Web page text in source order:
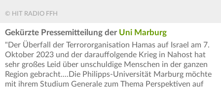
© HIT RADIO FFH
Gekürzte Pressemitteilung der Uni Marburg
"Der Überfall der Terrororganisation Hamas auf Israel am 7.
Oktober 2023 und der darauffolgende Krieg in Nahost hat
sehr großes Leid über unschuldige Menschen in der ganzen
Region gebracht....Die Philipps-Universität Marburg möchte
mit ihrem Studium Generale zum Thema Perspektiven auf